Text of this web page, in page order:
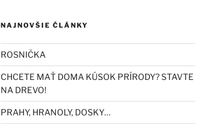
NAJNOVŠIE ČLÁNKY
ROSNIČKA
CHCETE MAŤ DOMA KÚSOK PRÍRODY? STAVTE
NA DREVO!
PRAHY, HRANOLY, DOSKY…